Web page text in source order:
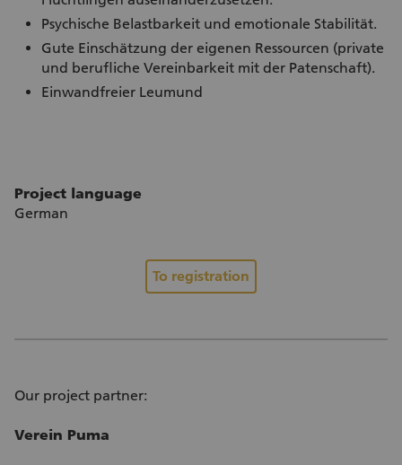
Psychische Belastbarkeit und emotionale Stabilität.
Gute Einschätzung der eigenen Ressourcen (private
und berufliche Vereinbarkeit mit der Patenschaft).
Einwandfreier Leumund
Project language
German
To registration
Our project partner:
Verein Puma